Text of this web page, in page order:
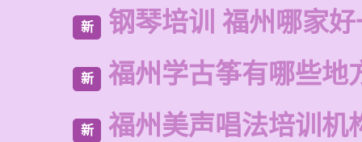
新 钢琴培训 福州哪家
新 福州学古筝有哪些地
新 福州美声唱法培训机